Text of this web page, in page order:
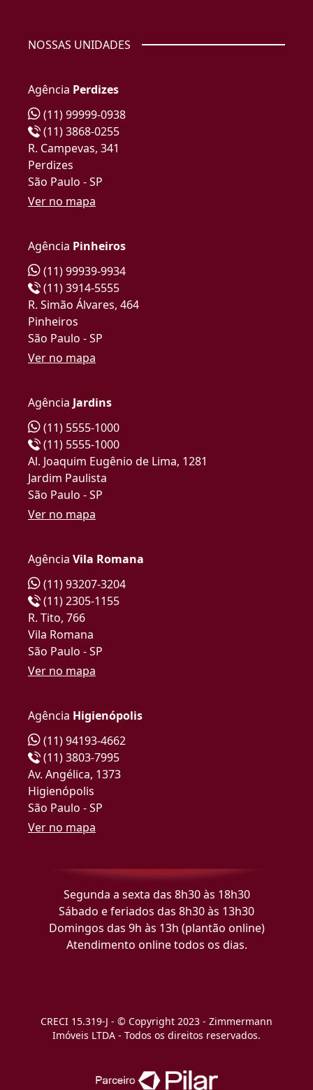
NOSSAS UNIDADES
Agência Perdizes
(11) 99999-0938
(11) 3868-0255
R. Campevas, 341
Perdizes
São Paulo - SP
Ver no mapa
Agência Pinheiros
(11) 99939-9934
(11) 3914-5555
R. Simão Álvares, 464
Pinheiros
São Paulo - SP
Ver no mapa
Agência Jardins
(11) 5555-1000
(11) 5555-1000
Al. Joaquim Eugênio de Lima, 1281
Jardim Paulista
São Paulo - SP
Ver no mapa
Agência Vila Romana
(11) 93207-3204
(11) 2305-1155
R. Tito, 766
Vila Romana
São Paulo - SP
Ver no mapa
Agência Higienópolis
(11) 94193-4662
(11) 3803-7995
Av. Angélica, 1373
Higienópolis
São Paulo - SP
Ver no mapa
Segunda a sexta das 8h30 às 18h30
Sábado e feriados das 8h30 às 13h30
Domingos das 9h às 13h (plantão online)
Atendimento online todos os dias.
CRECI 15.319-J - © Copyright 2023 - Zimmermann
Imóveis LTDA - Todos os direitos reservados.